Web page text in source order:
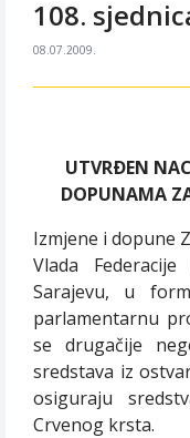
108.
08.07.2009.
UTVRÐEN
DOPUNAMA
Izmjene i dopune
Vlada
Sarajevu, u
parlamentarnu
se drugačije
sredstava iz
osiguraju
Crvenog krsta.